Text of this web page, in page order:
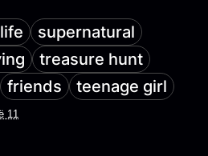
supernatural
treasure hunt
friends
teenage girl
11